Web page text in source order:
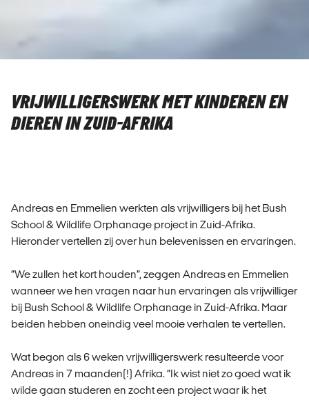
VRIJWILLIGERSWERK MET KINDEREN EN
DIEREN IN ZUID-AFRIKA
Andreas en Emmelien werkten als vrijwilligers bij het Bush
School & Wildlife Orphanage project in Zuid-Afrika.
Hieronder vertellen zij over hun belevenissen en ervaringen.
“We zullen het kort houden”, zeggen Andreas en Emmelien
wanneer we hen vragen naar hun ervaringen als vrijwilliger
bij Bush School & Wildlife Orphanage in Zuid-Afrika. Maar
beiden hebben oneindig veel mooie verhalen te vertellen.
Wat begon als 6 weken vrijwilligerswerk resulteerde voor
Andreas in 7 maanden(!) Afrika. “Ik wist niet zo goed wat ik
wilde gaan studeren en zocht een project waar ik het